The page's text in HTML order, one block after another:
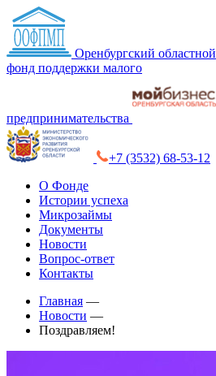
Оренбургский областной
фонд поддержки малого
предпринимательства
+7 (3532) 68-53-12
О Фонде
Истории успеха
Микрозаймы
Документы
Новости
Вопрос-ответ
Контакты
Главная —
Новости —
Поздравляем!